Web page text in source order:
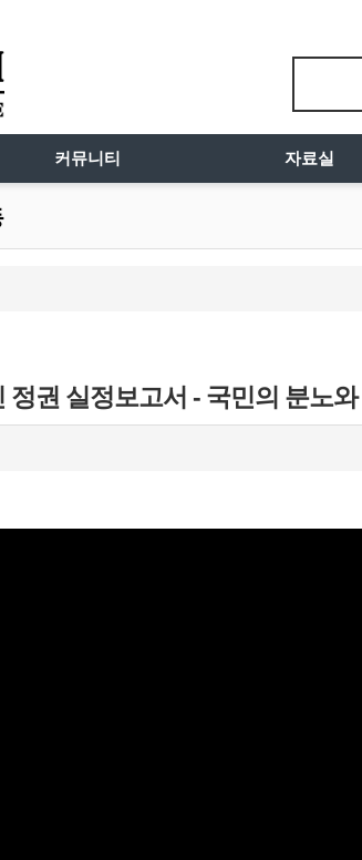
커뮤니티 자료실
권 실정보고서 - 국민의 분노